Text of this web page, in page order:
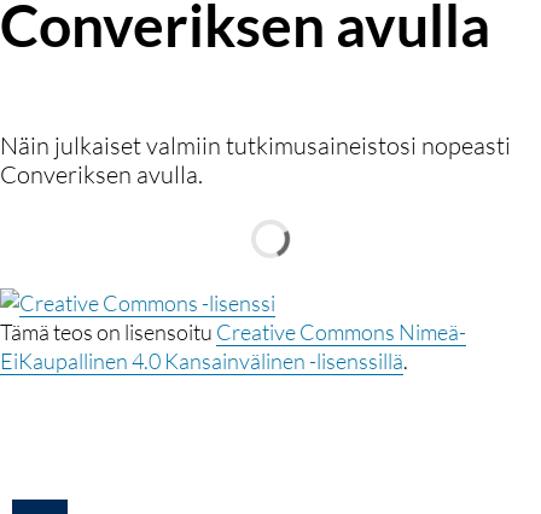
Converiksen avulla
Näin julkaiset valmiin tutkimusaineistosi nopeasti
Converiksen avulla.
Tämä teos on lisensoitu Creative Commons Nimeä-
EiKaupallinen 4.0 Kansainvälinen -lisenssillä.